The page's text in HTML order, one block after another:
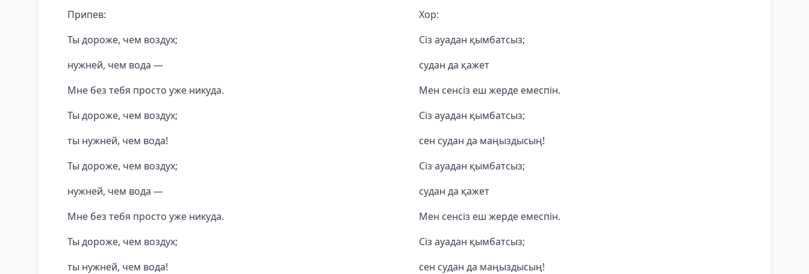
Припев:
Ты дороже, чем воздух;
нужней, чем вода —
Мне без тебя просто уже никуда.
Ты дороже, чем воздух;
ты нужней, чем вода!
Ты дороже, чем воздух;
нужней, чем вода —
Мне без тебя просто уже никуда.
Ты дороже, чем воздух;
ты нужней, чем вода!
Хор:
Сіз ауадан қымбатсыз;
судан да қажет
Мен сенсіз еш жерде емеспін.
Сіз ауадан қымбатсыз;
сен судан да маңыздысың!
Сіз ауадан қымбатсыз;
судан да қажет
Мен сенсіз еш жерде емеспін.
Сіз ауадан қымбатсыз;
сен судан да маңыздысың!